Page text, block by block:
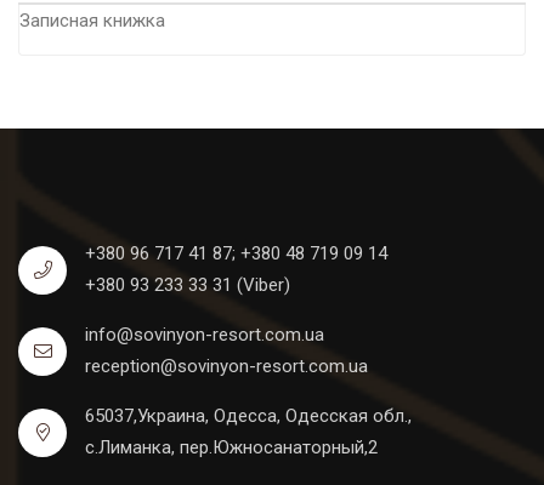
Записная книжка
+380 96 717 41 87; +380 48 719 09 14
+380 93 233 33 31 (Viber)
info@sovinyon-resort.com.ua
reception@sovinyon-resort.com.ua
65037,Украина, Одесса, Одесская обл.,
с.Лиманка, пер.Южносанаторный,2